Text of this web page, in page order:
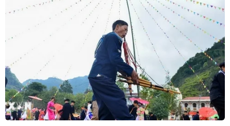
Việt Nam nỗ lực hơn nữa
trong việc ngăn chặn đà
suy giảm đa dạng sinh học
Theo Chiến lược Quốc gia về đa
dạng sinh học đến 2030, tầm nhìn
đến 2050, đến cuối thập kỷ, Việt
Nam gia tăng diện tích hệ sinh
thái tự nhiên được bảo vệ; bảo
tồn, sử dụng bền vững đa dạng